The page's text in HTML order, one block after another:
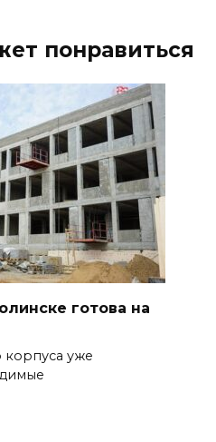
понравиться
готова на
корпуса уже